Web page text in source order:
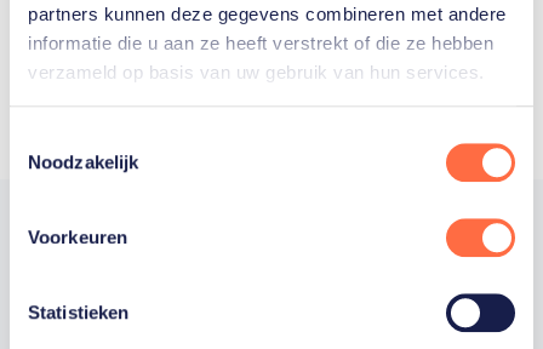
partners kunnen deze gegevens combineren met andere
informatie die u aan ze heeft verstrekt of die ze hebben
verzameld op basis van uw gebruik van hun services.
Noodzakelijk
Voorkeuren
Statistieken
Trotse hoofdsponsor